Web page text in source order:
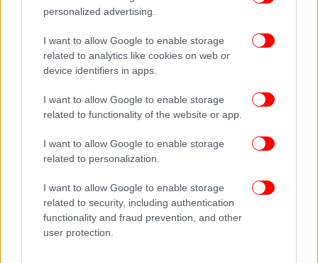
personalized advertising.
I want to allow Google to enable storage
related to analytics like cookies on web or
device identifiers in apps.
I want to allow Google to enable storage
related to functionality of the website or app.
I want to allow Google to enable storage
related to personalization.
I want to allow Google to enable storage
related to security, including authentication
functionality and fraud prevention, and other
user protection.
να επιτρέψουμε την υγειονομική περίθαλψη να
κάνει διακρίσεις λόγω ηλικίας ή αναπηρίας». Εάν οι
Αμερικανοί, εκτιμούσαμε την ηλικία στην εποχή
μας όπως κάνουμε με τα δολάρια στους
τραπεζικούς μας λογαριασμούς, μήπως θα ήμασταν
αρθρογράφος.
Το παράδειγμα της Ελλάδας και ο σεβασμός στους
ηλικιωμένους
Κοιτάξτε τηνΕλλάδα. Παρά την παγκόσμια
γελοιοποίηση για δεκαετίες κακής οικονομικής
διαχείρισης, έχει αποτρέψει μέχρι στιγμής την